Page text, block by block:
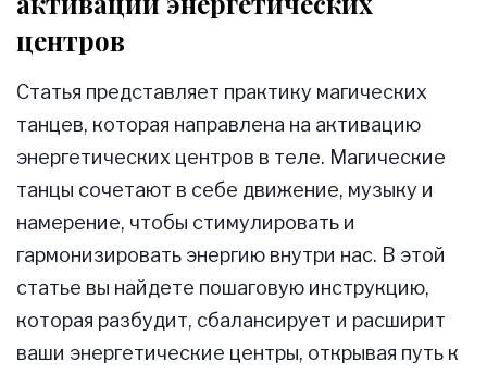
центров
Статья представляет практику магических
танцев, которая направлена на активацию
энергетических центров в теле. Магические
танцы сочетают в себе движение, музыку и
намерение, чтобы стимулировать и
гармонизировать энергию внутри нас. В этой
статье вы найдете пошаговую инструкцию,
которая разбудит, сбалансирует и расширит
ваши энергетические центры, открывая путь к